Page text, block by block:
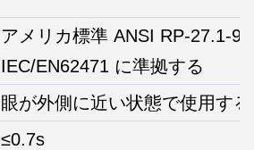
アメリカ標準 ANSI RP-27.1-
IEC/EN62471 に準拠する
眼が外側に近い状態で使用する
≤0.7s